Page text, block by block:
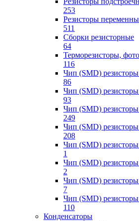
253
Резисторы
511
Сборки резисторные
64
Терморезисторы,
116
Чип (SMD)
86
Чип (SMD)
93
Чип (SMD)
249
Чип (SMD)
208
Чип (SMD)
1
Чип (SMD)
2
Чип (SMD)
7
Чип (SMD)
110
Конденсаторы